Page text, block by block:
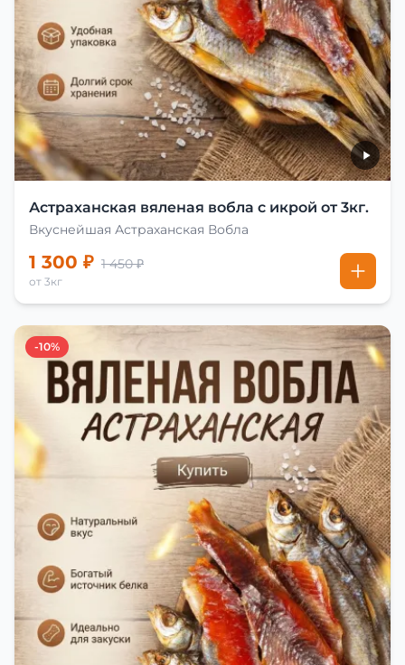
Астраханская вяленая вобла с икрой от 3кг.
Вкуснейшая Астраханская Вобла
1 300 ₽ 1 450 ₽
от 3кг
-10%